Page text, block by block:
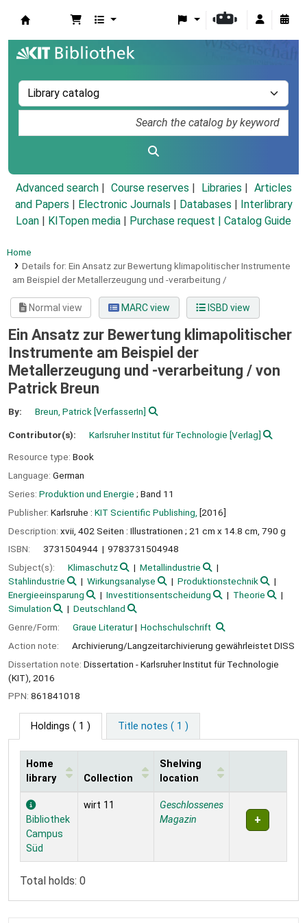
Advanced search Course reserves Libraries
Articles
and Papers
Electronic Journals Databases
Interlibrary
Loan
KITopen media Purchase request | Catalog Guide
Home
Details for: Ein Ansatz zur Bewertung klimapolitischer Instrumente
am Beispiel der Metallerzeugung und -verarbeitung /
Normal view MARC view ISBD view
Ein Ansatz zur Bewertung klimapolitischer
Instrumente am Beispiel der
Metallerzeugung und -verarbeitung / von
Patrick Breun
By: Breun, Patrick [VerfasserIn]
Contributor(s): Karlsruher Institut für Technologie [Verlag]
Resource type: Book
Language: German
Series: Produktion und Energie ; Band 11
Publisher: Karlsruhe : KIT Scientific Publishing, [2016]
Description: xvii, 402 Seiten : Illustrationen ; 21 cm x 14.8 cm, 790 g
ISBN:
3731504944
9783731504948
Subject(s):
Klimaschutz
Metallindustrie
Stahlindustrie
Wirkungsanalyse
Produktionstechnik
Energieeinsparung
Investitionsentscheidung
Theorie
Simulation
Deutschland
Genre/Form:
Graue Literatur
Hochschulschrift
Action note:
Archivierung/Langzeitarchivierung gewährleistet DISS
Dissertation note: Dissertation - Karlsruher Institut für Technologie
(KIT), 2016
PPN: 861841018
Holdings ( 1 ) Title notes ( 1 )
Holdings
Home
library
Collection
Shelving
location
Bibliothek
Campus
Süd
wirt 11
Geschlossenes
Magazin
Total holds: 0